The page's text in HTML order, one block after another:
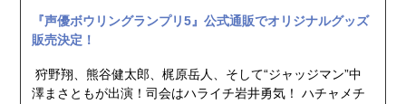
『声優ボウリングランプリ5』公式通販でオリジナルグッズ
販売決定！
狩野翔、熊谷健太郎、梶原岳人、そして“ジャッジマン”中
澤まさともが出演！司会はハライチ岩井勇気！ ハチャメチ